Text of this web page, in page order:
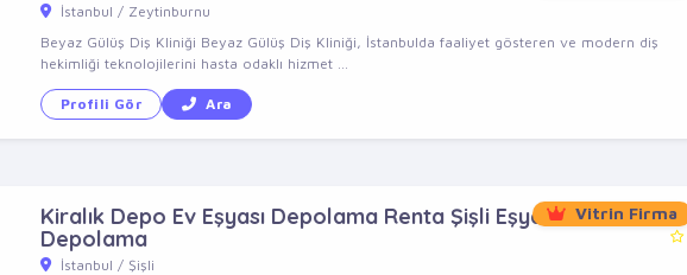
İstanbul / Zeytinburnu
Beyaz Gülüş Diş Kliniği Beyaz Gülüş Diş Kliniği, İstanbulda faaliyet gösteren ve modern diş
hekimliği teknolojilerini hasta odaklı hizmet ...
Profili Gör Ara
Vitrin Firma
Kiralık Depo Ev Eşyası Depolama Renta Şişli Eşya
Depolama
İstanbul / Şişli